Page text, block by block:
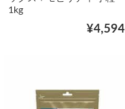
1kg
¥4,594